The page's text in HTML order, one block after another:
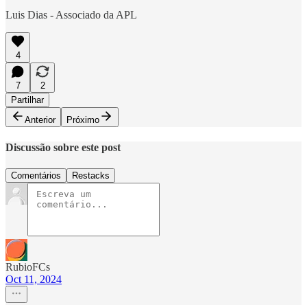
Luis Dias - Associado da APL
4
7
2
Partilhar
Anterior
Próximo
Discussão sobre este post
Comentários Restacks
RubioFCs
Oct 11, 2024